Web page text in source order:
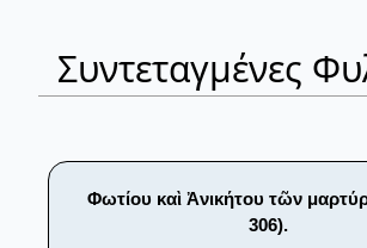
Συντεταγμένες
Φωτίου καὶ Ἀνικήτου τῶν
306).